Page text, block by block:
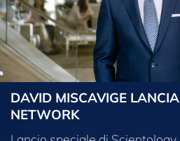
DAVID MISCAVIGE
NETWORK